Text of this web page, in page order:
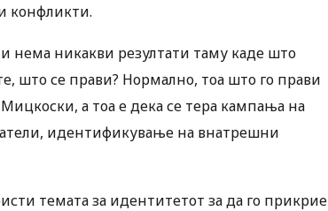
конфликти.
нема никакви резултати таму каде што
што се прави? Нормално, тоа што го прави
Мицкоски, а тоа е дека се тера кампања на
идентификување на внатрешни
темата за идентитетот за да го прикрие